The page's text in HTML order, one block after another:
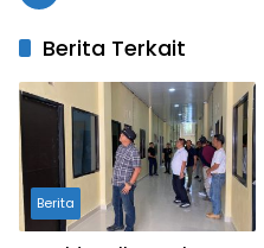
Berita Terkait
Berita